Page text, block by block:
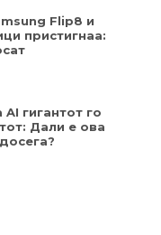
Flip8 и
пристигнаа:
гигантот го
Дали е ова